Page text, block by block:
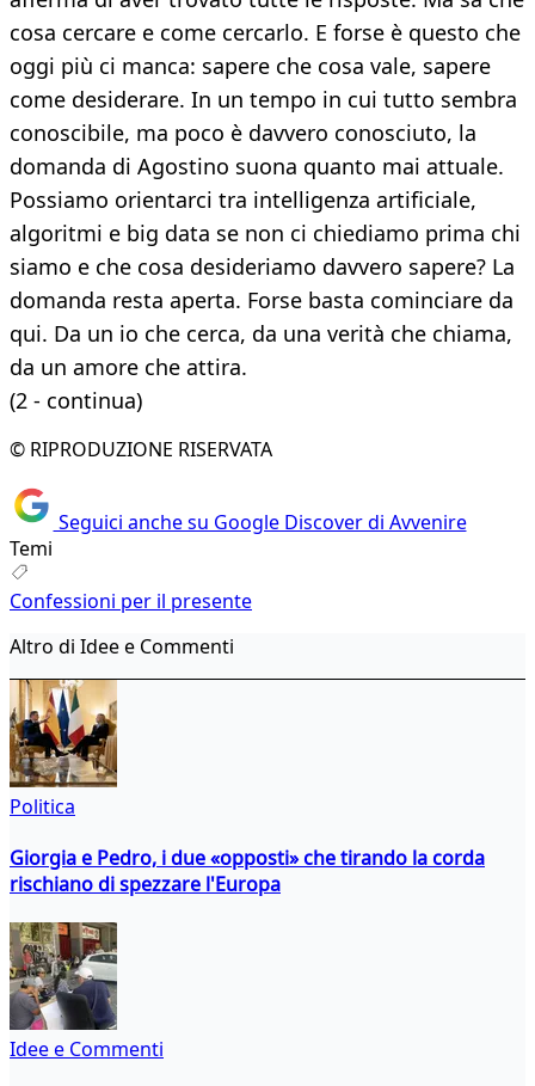
cosa cercare e come cercarlo. E forse è questo che
oggi più ci manca: sapere che cosa vale, sapere
come desiderare. In un tempo in cui tutto sembra
conoscibile, ma poco è davvero conosciuto, la
domanda di Agostino suona quanto mai attuale.
Possiamo orientarci tra intelligenza artificiale,
algoritmi e big data se non ci chiediamo prima chi
siamo e che cosa desideriamo davvero sapere? La
domanda resta aperta. Forse basta cominciare da
qui. Da un io che cerca, da una verità che chiama,
da un amore che attira.
(2 - continua)
© RIPRODUZIONE RISERVATA
Seguici anche su Google Discover di Avvenire
Temi
Confessioni per il presente
Altro di Idee e Commenti
Politica
Giorgia e Pedro, i due «opposti» che tirando la corda
rischiano di spezzare l'Europa
Idee e Commenti